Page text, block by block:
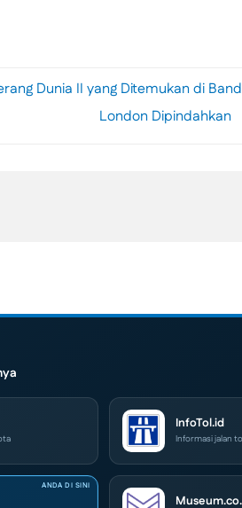
Dunia II yang Ditemukan di
London Dipindahkan
InfoTol.id
Informasi jalan